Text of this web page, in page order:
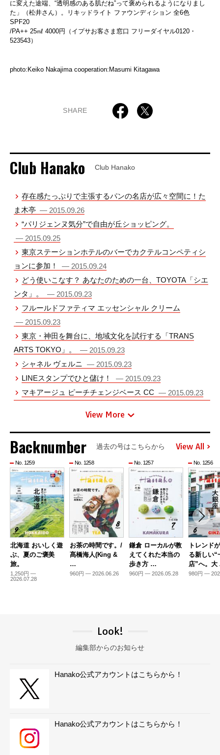
に変えた途端、“透明感のある肌だね”って褒められるようになりまし
た」（松井さん）。リキッドライト ファウンディション 全6色
SPF20
/PA++ 25㎖ 4000円（イプサお客さま窓口 フリーダイヤル0120・
523543）
photo:Keiko Nakajima cooperation:Masumi Kitagawa
SHARE
Club Hanako Club Hanako
存在感たっぷりで主張するパンの名店が広々空間に！た
ま木亭 — 2015.09.26
“パリジェンヌ気分”で自由が丘ショッピング。
— 2015.09.25
東京ステーションホテルのバーでカクテルコンペティシ
ョンに参加！
— 2015.09.24
どう使いこなす？ あなたのための一台、TOYOTA「シエ
ンタ」。
— 2015.09.23
フルールドファティマ エッセンシャル クリーム
— 2015.09.23
東京・神田を舞台に、地域文化を試行する「TRANS
ARTS TOKYO」。
— 2015.09.23
シャネル ヴェルニ — 2015.09.23
LINEスタンプでひと儲け！
— 2015.09.23
マキアージュ ピーチチェンジベース CC — 2015.09.23
View More
Backnumber 過去の号はこちらから View All
No. 1259
北海道 おいしく遊
ぶ、夏のご褒美
旅。
1,250円 —
2026.07.28
No. 1258
お茶の時間です。/
髙橋海人(King &
…
960円 — 2026.06.26
No. 1257
鎌倉 ローカルが教
えてくれた本当の
歩き方 …
960円 — 2026.05.28
No. 1256
トレンド
る新しい“
店”へ。
980円 —
Look!
編集部からのお知らせ
Hanako公式アカウントはこちらから！
Hanako公式アカウントはこちらから！